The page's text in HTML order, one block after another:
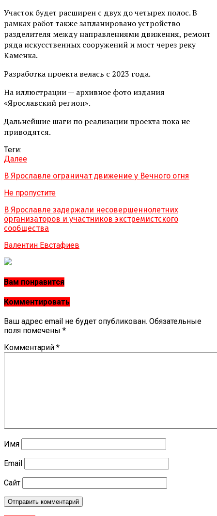
Участок будет расширен с двух до четырех полос. В
рамках работ также запланировано устройство
разделителя между направлениями движения, ремонт
ряда искусственных сооружений и мост через реку
Каменка.
Разработка проекта велась с 2023 года.
На иллюстрации — архивное фото издания
«Ярославский регион».
Дальнейшие шаги по реализации проекта пока не
приводятся.
Теги:
Далее
В Ярославле ограничат движение у Вечного огня
Не пропустите
В Ярославле задержали несовершеннолетних
организаторов и участников экстремистского
сообщества
Валентин Евстафиев
Вам понравится
Комментировать
Ваш адрес email не будет опубликован. Обязательные
поля помечены *
Комментарий *
Имя
Email
Сайт